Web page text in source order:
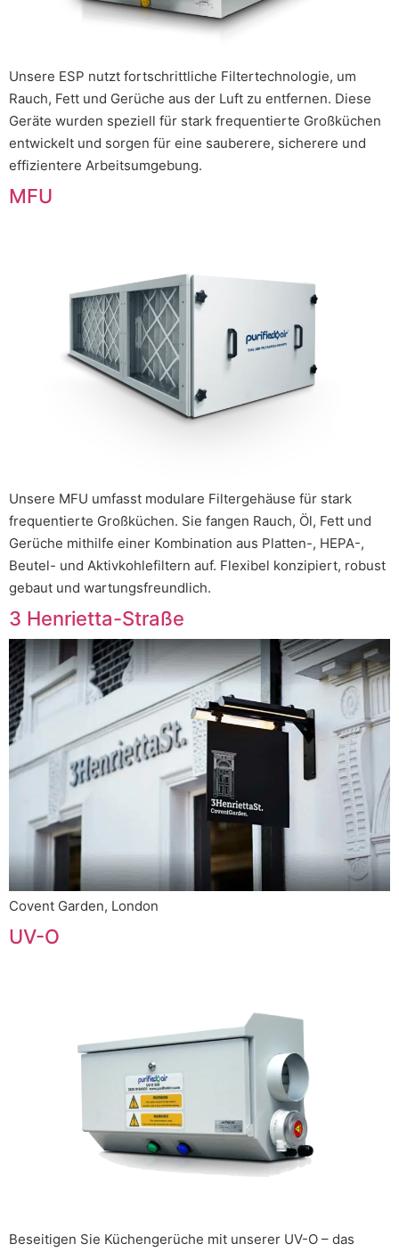
Unsere ESP nutzt fortschrittliche Filtertechnologie, um
Rauch, Fett und Gerüche aus der Luft zu entfernen. Diese
Geräte wurden speziell für stark frequentierte Großküchen
entwickelt und sorgen für eine sauberere, sicherere und
effizientere Arbeitsumgebung.
MFU
Unsere MFU umfasst modulare Filtergehäuse für stark
frequentierte Großküchen. Sie fangen Rauch, Öl, Fett und
Gerüche mithilfe einer Kombination aus Platten-, HEPA-,
Beutel- und Aktivkohlefiltern auf. Flexibel konzipiert, robust
gebaut und wartungsfreundlich.
3 Henrietta-Straße
Covent Garden, London
UV-O
Beseitigen Sie Küchengerüche mit unserer UV-O – das